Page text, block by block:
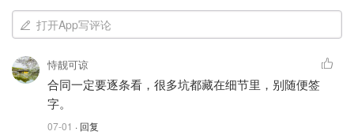
打开App写评论
恃靓可谅
合同一定要逐条看，很多坑都藏在细节里，别随便签
字。
07-01 · 回复